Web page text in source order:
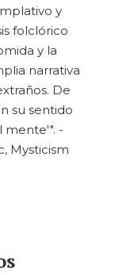
y
folclórico
y la
narrativa
De
su sentido
mente'". -
Mysticism